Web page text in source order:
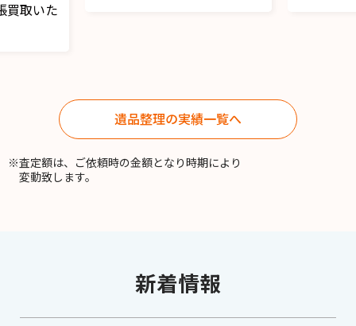
遺品整理の実績一覧へ
※査定額は、ご依頼時の金額となり時期により
変動致します。
新着情報